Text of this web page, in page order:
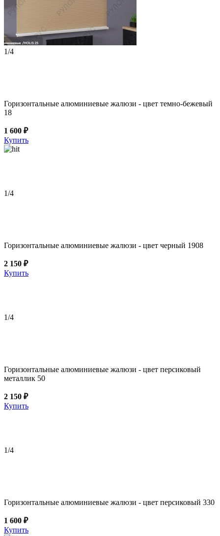
1/4
Горизонтальные алюминиевые жалюзи - цвет темно-бежевый
18
1 600 ₽
Купить
1/4
Горизонтальные алюминиевые жалюзи - цвет черный 1908
2 150 ₽
Купить
1/4
Горизонтальные алюминиевые жалюзи - цвет персиковый
металлик 50
2 150 ₽
Купить
1/4
Горизонтальные алюминиевые жалюзи - цвет персиковый 330
1 600 ₽
Купить